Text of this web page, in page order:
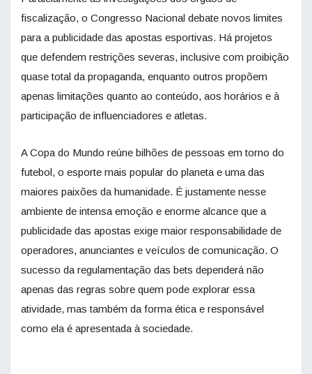
fiscalização, o Congresso Nacional debate novos limites
para a publicidade das apostas esportivas. Há projetos
que defendem restrições severas, inclusive com proibição
quase total da propaganda, enquanto outros propõem
apenas limitações quanto ao conteúdo, aos horários e à
participação de influenciadores e atletas.
A Copa do Mundo reúne bilhões de pessoas em torno do
futebol, o esporte mais popular do planeta e uma das
maiores paixões da humanidade. É justamente nesse
ambiente de intensa emoção e enorme alcance que a
publicidade das apostas exige maior responsabilidade de
operadores, anunciantes e veículos de comunicação. O
sucesso da regulamentação das bets dependerá não
apenas das regras sobre quem pode explorar essa
atividade, mas também da forma ética e responsável
como ela é apresentada à sociedade.